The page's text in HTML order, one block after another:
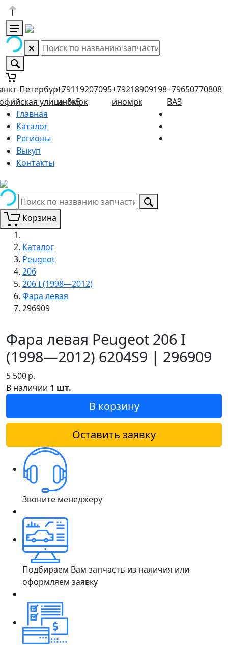
Петербург,
улица, 8к5
+79119207095
иномрк
+79218909198
иномрк
+79650770808
ВАЗ
Главная
Каталог
Регионы
Выкуп
Контакты
Корзина
Каталог
Peugeot
206
206 I (1998—2012)
Фара левая
296909
Фара левая Peugeot 206 I
(1998—2012) 6204S9 | 296909
5 500р.
В наличии 1 шт.
В корзину
Оставить заявку
Звоните менеджеру
Подбираем Вам запчасть из наличия или
оформляем заявку